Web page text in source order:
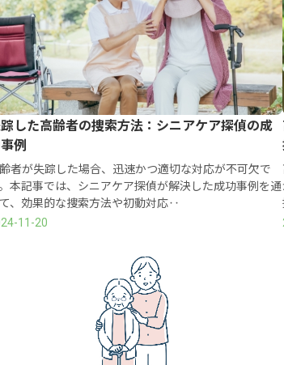
した高齢者の捜索方法：シニアケア探偵の成
例
者が失踪した場合、迅速かつ適切な対応が不可欠で
本記事では、シニアケア探偵が解決した成功事例を通
、効果的な捜索方法や初動対応‥
11-20